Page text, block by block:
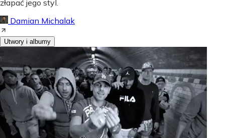
złapać jego styl.
Damian Michalak
Utwory i albumy